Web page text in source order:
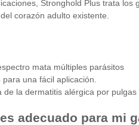
Stronghold Plus trata los
corazón adulto existente.
mata múltiples parásitos
una fácil aplicación.
de la dermatitis alérgica por pulgas
adecuado para mi